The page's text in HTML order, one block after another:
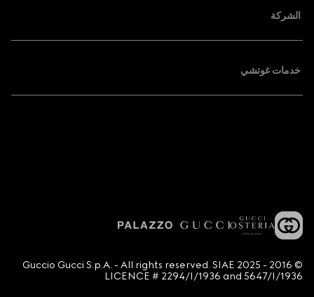
الشركة
خدمات غوتشي
© 2016 - 2025 Guccio Gucci S.p.A. - All rights reserved. SIAE
LICENCE # 2294/I/1936 and 5647/I/1936